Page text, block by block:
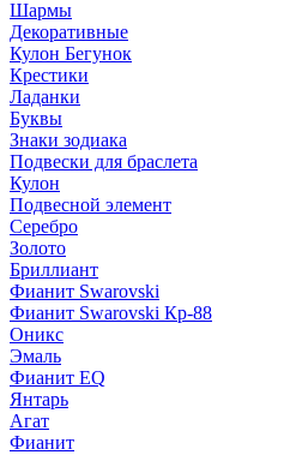
Шармы
Декоративные
Кулон Бегунок
Крестики
Ладанки
Буквы
Знаки зодиака
Подвески для браслета
Кулон
Подвесной элемент
Серебро
Золото
Бриллиант
Фианит Swarovski
Фианит Swarovski Кр-88
Оникс
Эмаль
Фианит EQ
Янтарь
Агат
Фианит